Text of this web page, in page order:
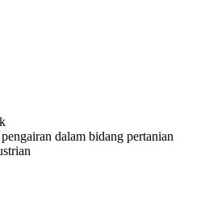
dalam bidang pertanian